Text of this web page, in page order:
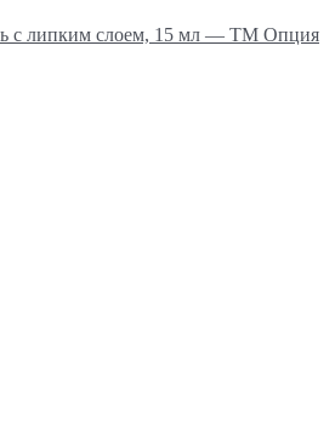
с липким слоем, 15 мл — ТМ Опция